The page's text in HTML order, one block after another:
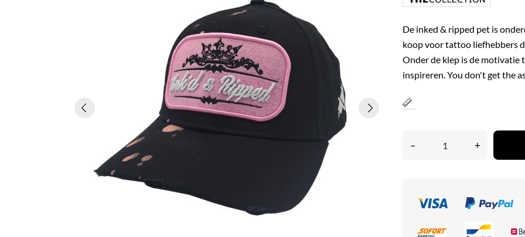
De inked & ripped pet is
koop voor tattoo liefhebbers
Onder de klep is de motivatie
inspireren.You don't get the
– +